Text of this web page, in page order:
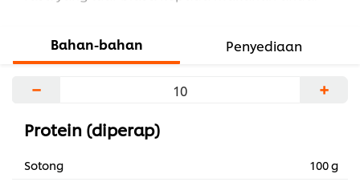
Bahan-bahan Penyediaan
− +
Protein (diperap)
Sotong
100 g